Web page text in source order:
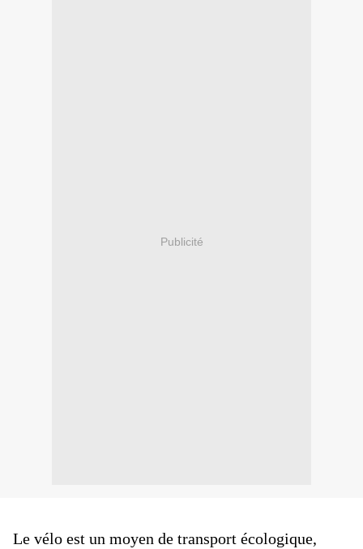
Publicité
Le vélo est un moyen de transport écologique,